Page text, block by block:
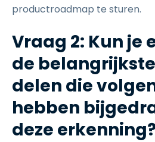
productroadmap te sturen.
Vraag 2: Kun je
de
delen die
hebben
deze erkenning?